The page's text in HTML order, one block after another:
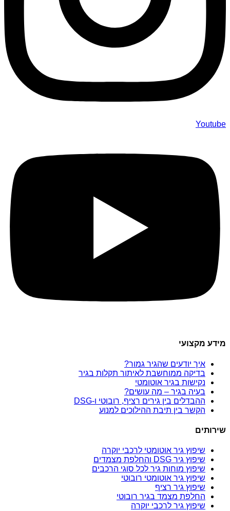
Youtube
מידע מקצועי
איך יודעים שהגיר גמור?
בדיקה ממוחשבת לאיתור תקלות בגיר
נקישות בגיר אוטומטי
בעיה בגיר – מה עושים?
ההבדלים בין גירים רציף, רובוטי ו-DSG
הקשר בין תיבת ההילוכים למנוע
שירותים
שיפוץ גיר אוטומטי לרכבי יוקרה
שיפוץ גיר DSG והחלפת מצמדים
שיפוץ מוחות גיר לכל סוגי הרכבים
שיפוץ גיר אוטומטי רובוטי
שיפוץ גיר רציף
החלפת מצמד בגיר רובוטי
שיפוץ גיר לרכבי יוקרה